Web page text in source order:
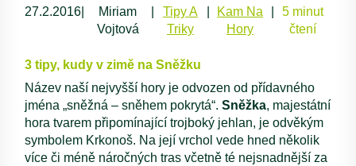
27.2.2016
Miriam
Vojtová
Tipy A
Triky
Kam Na
Hory
5 minut
čtení
3 tipy, kudy v zimě na Sněžku
Název naší nejvyšší hory je odvozen od přídavného
jména „sněžná – sněhem pokrytá“. Sněžka, majestátní
hora tvarem připomínající trojboký jehlan, je odvěkým
symbolem Krkonoš. Na její vrchol vede hned několik
více či méně náročných tras včetně té nejsnadnější za